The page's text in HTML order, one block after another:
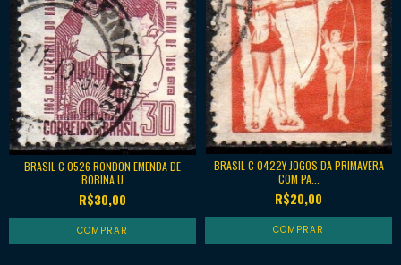
BRASIL C 0526 RONDON EMENDA DE
BOBINA U
R$30,00
BRASIL C 0422Y JOGOS DA PRIMAVERA
COM PA...
R$20,00